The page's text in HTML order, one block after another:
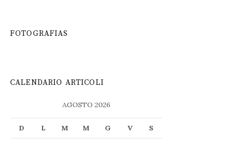
FOTOGRAFIAS
CALENDARIO ARTICOLI
AGOSTO 2026
D L M M G V S